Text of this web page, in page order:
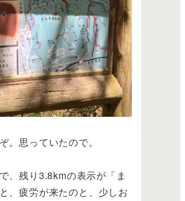
。思っていたので。
、残り3.8kmの表示が「ま
、疲労が来たのと、少しお